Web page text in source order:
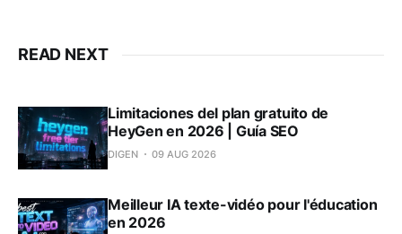
READ NEXT
Limitaciones del plan gratuito de
HeyGen en 2026 | Guía SEO
DIGEN 09 AUG 2026
Meilleur IA texte-vidéo pour l'éducation
en 2026